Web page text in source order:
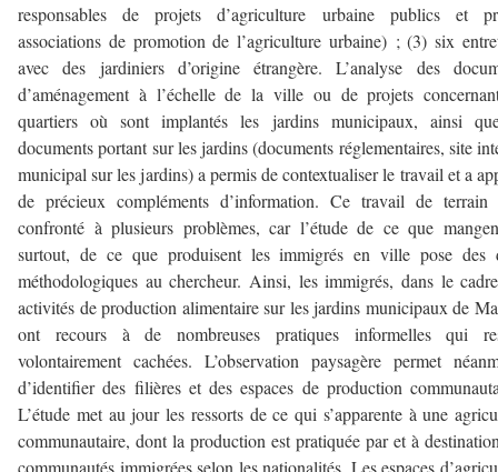
responsables de projets d’agriculture urbaine publics et
associations de promotion de l’agriculture urbaine) ; (3) six
avec des jardiniers d’origine étrangère. L’analyse des
d’aménagement à l’échelle de la ville ou de projets
quartiers où sont implantés les jardins municipaux, ainsi
documents portant sur les jardins (documents réglementaires, site
municipal sur les jardins) a permis de contextualiser le travail et a
de précieux compléments d’information. Ce travail de terrain
confronté à plusieurs problèmes, car l’étude de ce que
surtout, de ce que produisent les immigrés en ville pose des
méthodologiques au chercheur. Ainsi, les immigrés, dans le
activités de production alimentaire sur les jardins municipaux de
ont recours à de nombreuses pratiques informelles qui
volontairement cachées. L’observation paysagère permet
d’identifier des filières et des espaces de production
L’étude met au jour les ressorts de ce qui s’apparente à une
communautaire, dont la production est pratiquée par et à
communautés immigrées selon les nationalités. Les espaces